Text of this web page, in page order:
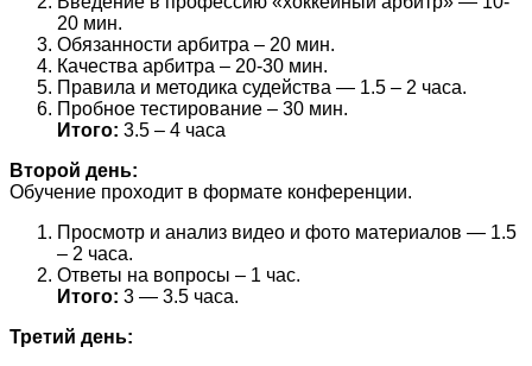
20 мин.
Обязанности арбитра – 20 мин.
Качества арбитра – 20-30 мин.
Правила и методика судейства — 1.5 – 2 часа.
Пробное тестирование – 30 мин.
Итого: 3.5 – 4 часа
Второй день:
Обучение проходит в формате конференции.
Просмотр и анализ видео и фото материалов — 1.5
– 2 часа.
Ответы на вопросы – 1 час.
Итого: 3 — 3.5 часа.
Третий день: